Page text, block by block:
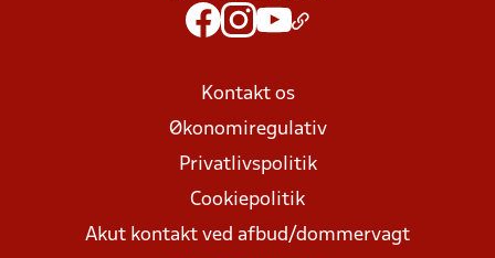
Kontakt os
Økonomiregulativ
Privatlivspolitik
Cookiepolitik
Akut kontakt ved afbud/dommervagt